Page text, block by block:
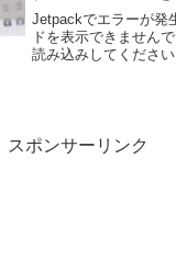
でした。ページ
ください。」
Jetpackでエラーが発
ドを表示できません
読み込みしてください
スポンサーリンク